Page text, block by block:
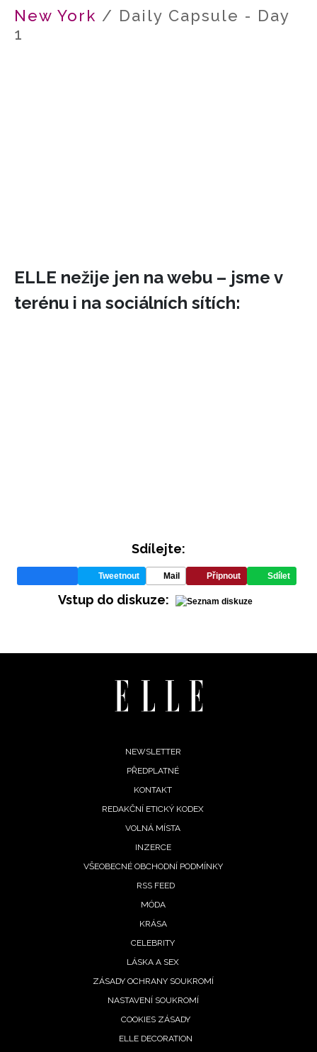
HOME
REDAKCE
New York / Daily Capsule - Day
1
ELLE nežije jen na webu – jsme v
terénu i na sociálních sítích:
Sdílejte:
Tweetnout Mail Připnout Sdílet
Vstup do diskuze:
NEWSLETTER
PŘEDPLATNÉ
KONTAKT
REDAKČNÍ ETICKÝ KODEX
VOLNÁ MÍSTA
INZERCE
VŠEOBECNÉ OBCHODNÍ PODMÍNKY
RSS FEED
MÓDA
KRÁSA
CELEBRITY
LÁSKA A SEX
ZÁSADY OCHRANY SOUKROMÍ
NASTAVENÍ SOUKROMÍ
COOKIES ZÁSADY
ELLE DECORATION